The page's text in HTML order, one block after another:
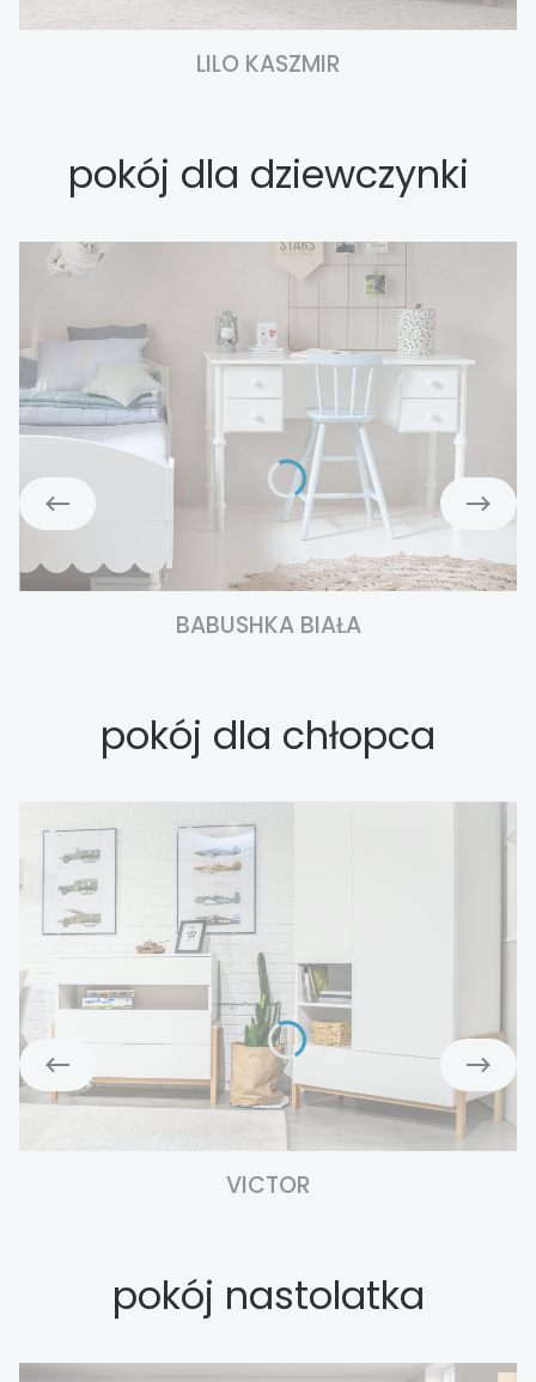
LILO KASZMIR
pokój dla dziewczynki
BABUSHKA BIAŁA
pokój dla chłopca
VICTOR
pokój nastolatka